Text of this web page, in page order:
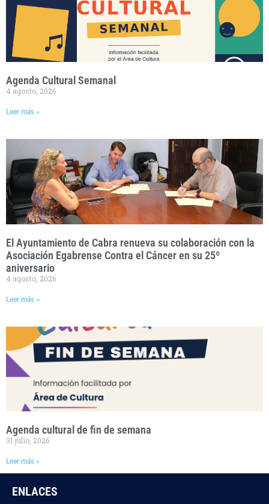
Agenda Cultural Semanal
4 agosto, 2026
Leer más »
El Ayuntamiento de Cabra renueva su colaboración con la
Asociación Egabrense Contra el Cáncer en su 25º
aniversario
4 agosto, 2026
Leer más »
Agenda cultural de fin de semana
31 julio, 2026
Leer más »
ENLACES